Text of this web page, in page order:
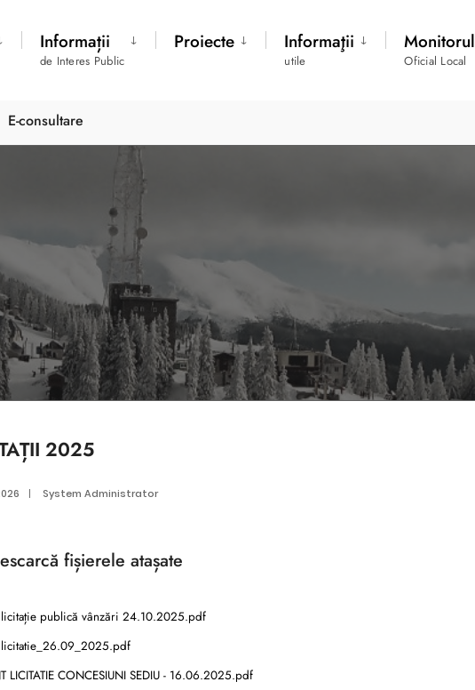
Informații
de Interes Public
Proiecte Informaţii
utile
Monitorul
Oficial Local
E-consultare
2025
| System Administrator
fișierele atașate
publică vânzări 24.10.2025.pdf
LICITATIE CONCESIUNI SEDIU - 16.06.2025.pdf